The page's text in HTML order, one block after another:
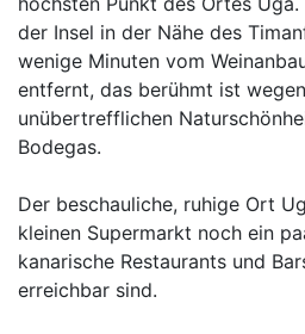
der Insel in der Nähe des
wenige Minuten vom
entfernt, das berühmt ist
unübertrefflichen
Bodegas.
Der beschauliche, ruhige Ort
kleinen Supermarkt noch ein
kanarische Restaurants und
erreichbar sind.